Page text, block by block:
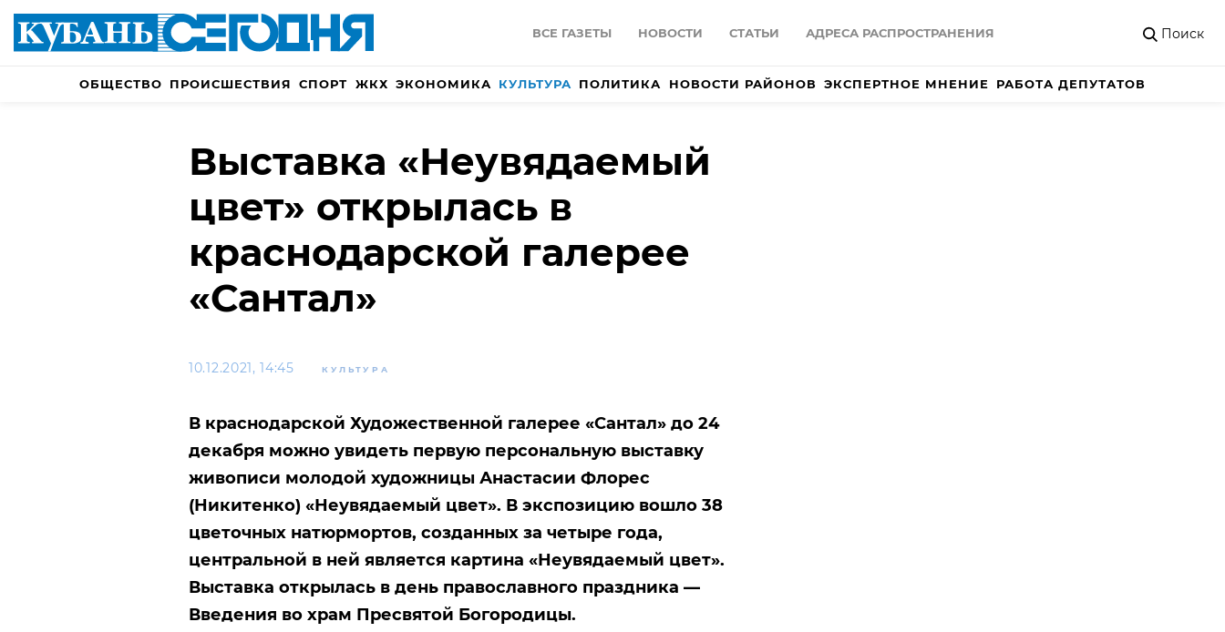
ВСЕ ГАЗЕТЫ НОВОСТИ СТАТЬИ АДРЕСА РАСПРОСТРАНЕНИЯ Поиск
ОБЩЕСТВО ПРОИСШЕСТВИЯ СПОРТ ЖКХ ЭКОНОМИКА КУЛЬТУРА ПОЛИТИКА НОВОСТИ РАЙОНОВ ЭКСПЕРТНОЕ МНЕНИЕ РАБОТА ДЕПУТАТОВ
Выставка «Неувядаемый
цвет» открылась в
краснодарской галерее
«Сантал»
10.12.2021, 14:45 КУЛЬТУРА
В краснодарской Художественной галерее «Сантал» до 24
декабря можно увидеть первую персональную выставку
живописи молодой художницы Анастасии Флорес
(Никитенко) «Неувядаемый цвет». В экспозицию вошло 38
цветочных натюрмортов, созданных за четыре года,
центральной в ней является картина «Неувядаемый цвет».
Выставка открылась в день православного праздника —
Введения во храм Пресвятой Богородицы.